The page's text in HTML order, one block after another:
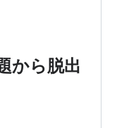
から脱出